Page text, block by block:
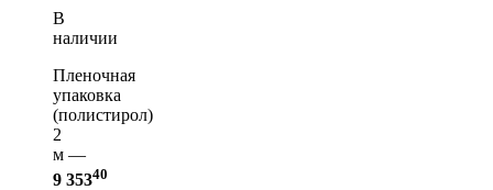
В
наличии
Пленочная
упаковка
(полистирол)
2
м —
9 35340